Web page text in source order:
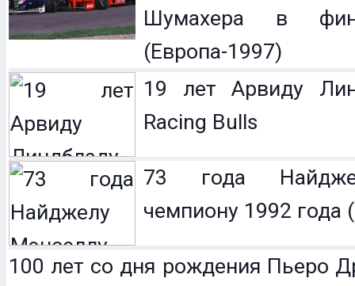
Шумахера в
(Европа-1997)
19 лет Арвиду
Racing Bulls
73 года
чемпиону 1992 года
100 лет со дня рождения Пьеро